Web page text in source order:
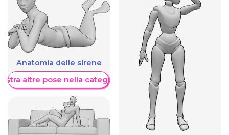
Anatomia delle sirene
altre pose nella categoria